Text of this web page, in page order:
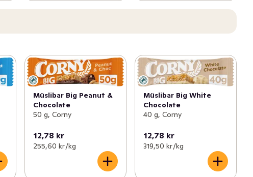
Müslibar Big Peanut &
Chocolate
50 g, Corny
12,78 kr
255,60 kr /kg
Müslibar Big White
Chocolate
40 g, Corny
12,78 kr
319,50 kr /kg